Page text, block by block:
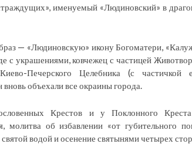
именуемый «Людиновский» в
— «Людиновскую» икону Богоматери,
с украшениями, ковчежец с частицей
Печерского Целебника (с
объехали все окраины города.
Крестов и у Поклонного
молитва об избавлении «от губительного
водой и осенение святынями четырех